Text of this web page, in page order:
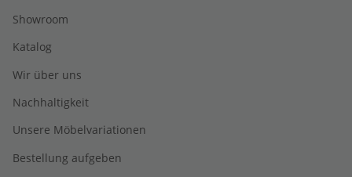
Showroom
Katalog
Wir über uns
Nachhaltigkeit
Unsere Möbelvariationen
Bestellung aufgeben